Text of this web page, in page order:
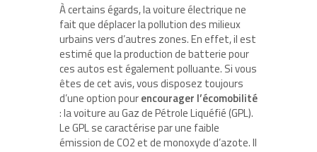
À certains égards, la voiture électrique ne
fait que déplacer la pollution des milieux
urbains vers d’autres zones. En effet, il est
estimé que la production de batterie pour
ces autos est également polluante. Si vous
êtes de cet avis, vous disposez toujours
d’une option pourencourager l’écomobilité
: la voiture au Gaz de Pétrole Liquéfié (GPL).
Le GPL se caractérise par une faible
émission de CO2 et de monoxyde d’azote. Il